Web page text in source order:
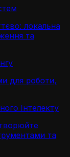
локальна
та
для роботи,
Інтелекту
та